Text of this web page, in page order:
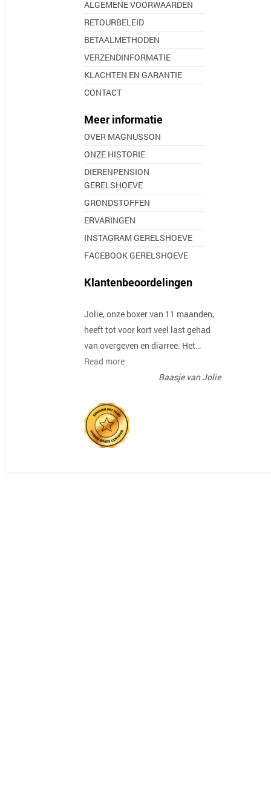
ALGEMENE VOORWAARDEN
RETOURBELEID
BETAALMETHODEN
VERZENDINFORMATIE
KLACHTEN EN GARANTIE
CONTACT
Meer informatie
OVER MAGNUSSON
ONZE HISTORIE
DIERENPENSION
GERELSHOEVE
GRONDSTOFFEN
ERVARINGEN
INSTAGRAM GERELSHOEVE
FACEBOOK GERELSHOEVE
Klantenbeoordelingen
Jolie, onze boxer van 11 maanden,
heeft tot voor kort veel last gehad
van overgeven en diarree. Het…
Read more
Baasje van Jolie